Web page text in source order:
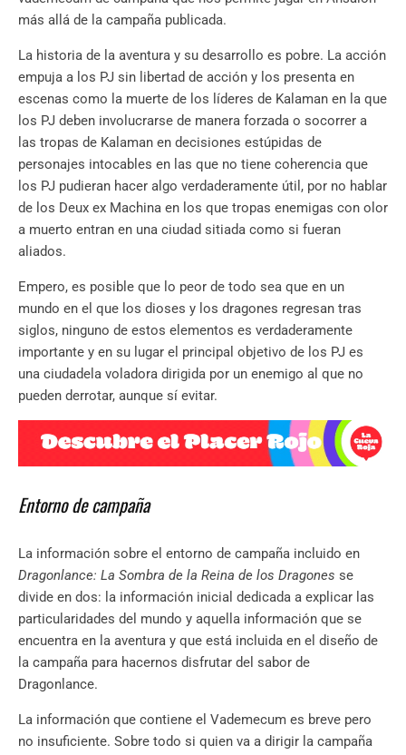
más allá de la campaña publicada.
La historia de la aventura y su desarrollo es pobre. La acción
empuja a los PJ sin libertad de acción y los presenta en
escenas como la muerte de los líderes de Kalaman en la que
los PJ deben involucrarse de manera forzada o socorrer a
las tropas de Kalaman en decisiones estúpidas de
personajes intocables en las que no tiene coherencia que
los PJ pudieran hacer algo verdaderamente útil, por no hablar
de los Deux ex Machina en los que tropas enemigas con olor
a muerto entran en una ciudad sitiada como si fueran
aliados.
Empero, es posible que lo peor de todo sea que en un
mundo en el que los dioses y los dragones regresan tras
siglos, ninguno de estos elementos es verdaderamente
importante y en su lugar el principal objetivo de los PJ es
una ciudadela voladora dirigida por un enemigo al que no
pueden derrotar, aunque sí evitar.
Entorno de campaña
La información sobre el entorno de campaña incluido en
Dragonlance: La Sombra de la Reina de los Dragones se
divide en dos: la información inicial dedicada a explicar las
particularidades del mundo y aquella información que se
encuentra en la aventura y que está incluida en el diseño de
la campaña para hacernos disfrutar del sabor de
Dragonlance.
La información que contiene el Vademecum es breve pero
no insuficiente. Sobre todo si quien va a dirigir la campaña